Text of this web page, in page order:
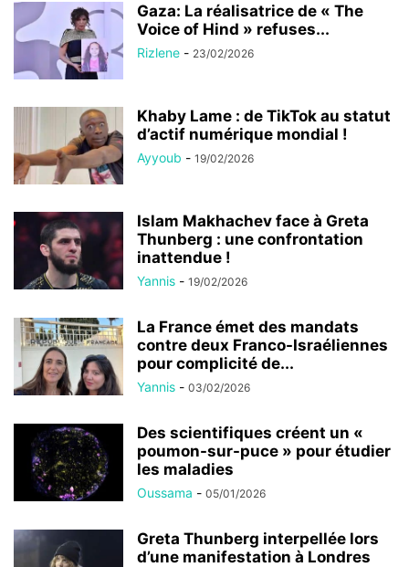
Gaza: La réalisatrice de « The
Voice of Hind » refuses...
Rizlene - 23/02/2026
Khaby Lame : de TikTok au statut
d’actif numérique mondial !
Ayyoub - 19/02/2026
Islam Makhachev face à Greta
Thunberg : une confrontation
inattendue !
Yannis - 19/02/2026
La France émet des mandats
contre deux Franco-Israéliennes
pour complicité de...
Yannis - 03/02/2026
Des scientifiques créent un «
poumon-sur-puce » pour étudier
les maladies
Oussama - 05/01/2026
Greta Thunberg interpellée lors
d’une manifestation à Londres